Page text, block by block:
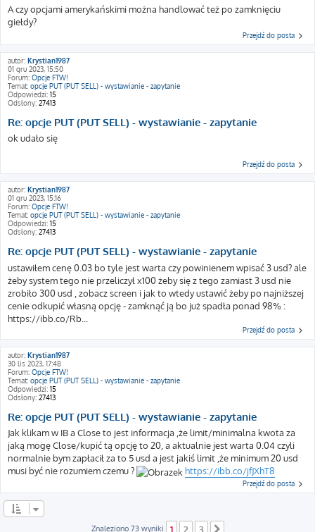
A czy opcjami amerykańskimi można handlować też po zamknięciu
giełdy?
Przejdź do posta
autor: Krystian1987
01 gru 2023, 15:50
Forum: Opcje FTW!
Temat: opcje PUT (PUT SELL) - wystawianie - zapytanie
Odpowiedzi: 15
Odsłony: 27413
Re: opcje PUT (PUT SELL) - wystawianie - zapytanie
ok udało się
Przejdź do posta
autor: Krystian1987
01 gru 2023, 15:16
Forum: Opcje FTW!
Temat: opcje PUT (PUT SELL) - wystawianie - zapytanie
Odpowiedzi: 15
Odsłony: 27413
Re: opcje PUT (PUT SELL) - wystawianie - zapytanie
ustawiłem cenę 0.03 bo tyle jest warta czy powinienem wpisać 3 usd? ale
żeby system tego nie przeliczył x100 żeby się z tego zamiast 3 usd nie
zrobiło 300 usd , zobacz screen i jak to wtedy ustawić żeby po najniższej
cenie odkupić własną opcję - zamknąć ją bo już spadła ponad 98% :
https://ibb.co/Rb...
Przejdź do posta
autor: Krystian1987
30 lis 2023, 17:48
Forum: Opcje FTW!
Temat: opcje PUT (PUT SELL) - wystawianie - zapytanie
Odpowiedzi: 15
Odsłony: 27413
Re: opcje PUT (PUT SELL) - wystawianie - zapytanie
Jak klikam w IB a Close to jest informacja ,że limit/minimalna kwota za
jaką mogę Close/kupić tą opcję to 20, a aktualnie jest warta 0.04 czyli
normalnie bym zapłacił za to 5 usd a jest jakiś limit ,że minimum 20 usd
musi być nie rozumiem czemu ?
https://ibb.co/jfJXhT8
Przejdź do posta
Znaleziono 73 wyniki 1 2 3